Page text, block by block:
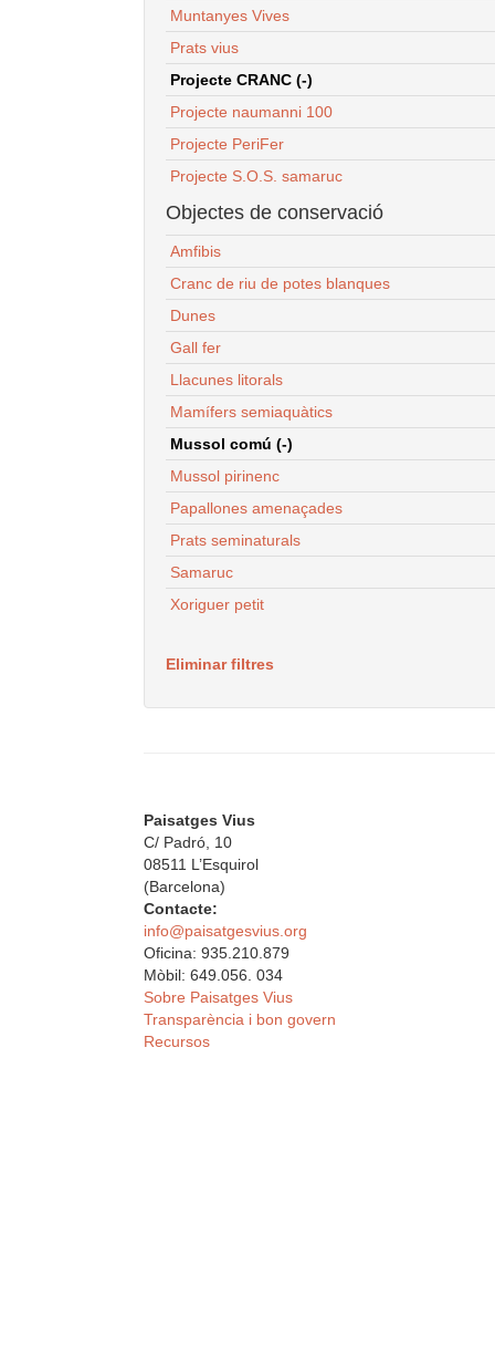
Muntanyes Vives
Prats vius
Projecte CRANC (-)
Projecte naumanni 100
Projecte PeriFer
Projecte S.O.S. samaruc
Objectes de conservació
Amfibis
Cranc de riu de potes blanques
Dunes
Gall fer
Llacunes litorals
Mamífers semiaquàtics
Mussol comú (-)
Mussol pirinenc
Papallones amenaçades
Prats seminaturals
Samaruc
Xoriguer petit
Eliminar filtres
Paisatges Vius
C/ Padró, 10
08511 L’Esquirol
(Barcelona)
Contacte:
info@paisatgesvius.org
Oficina: 935.210.879
Mòbil: 649.056. 034
Sobre Paisatges Vius
Transparència i bon govern
Recursos